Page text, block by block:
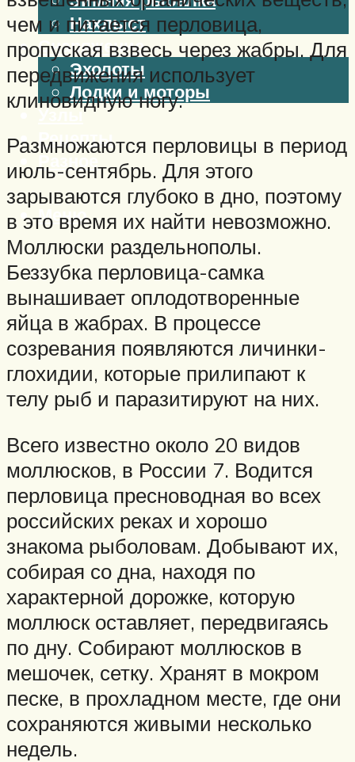
Нахлыст
Снаряжение
Эхолоты
Лодки и моторы
Узлы
Рецепты
Разное
Меню
чем и питается перловица,
пропуская взвесь через жабры. Для
передвижения использует
клиновидную ногу.
Размножаются перловицы в период
июль-сентябрь. Для этого
зарываются глубоко в дно, поэтому
в это время их найти невозможно.
Моллюски раздельнополы.
Беззубка перловица-самка
вынашивает оплодотворенные
яйца в жабрах. В процессе
созревания появляются личинки-
глохидии, которые прилипают к
телу рыб и паразитируют на них.
Всего известно около 20 видов
моллюсков, в России 7. Водится
перловица пресноводная во всех
российских реках и хорошо
знакома рыболовам. Добывают их,
собирая со дна, находя по
характерной дорожке, которую
моллюск оставляет, передвигаясь
по дну. Собирают моллюсков в
мешочек, сетку. Хранят в мокром
песке, в прохладном месте, где они
сохраняются живыми несколько
недель.